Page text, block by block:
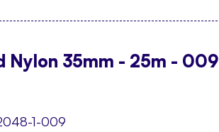
Nylon 35mm - 25m - 009
1-009